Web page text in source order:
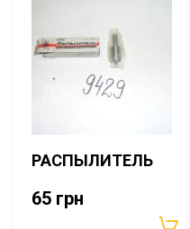
РАСПЫЛИТЕЛЬ
65 грн